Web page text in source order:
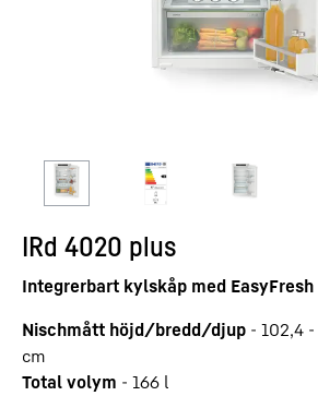
IRd 4020 plus
Integrerbart kylskåp med EasyFresh
Nischmått höjd/bredd/djup - 102,4
cm
Total volym - 166 l